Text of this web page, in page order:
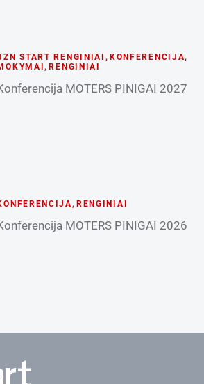
START RENGINIAI , KONFERENCIJA,
,RENGINIAI
MOTERS PINIGAI 2027
, RENGINIAI
MOTERS PINIGAI 2026